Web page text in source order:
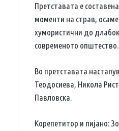
Претставата е
моменти на страв,
хумористични до
современото општество.
Во претставата
Теодосиева, Никола
Павловска.
Корепетитор и пијано: